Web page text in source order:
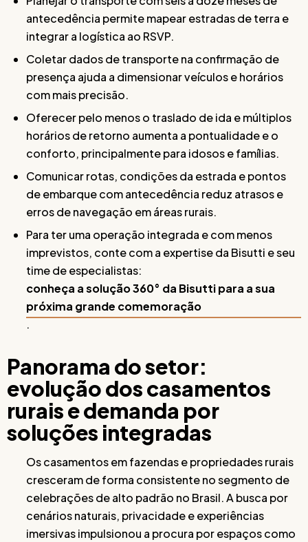
antecedência permite mapear estradas de terra e
integrar a logística ao RSVP.
Coletar dados de transporte na confirmação de
presença ajuda a dimensionar veículos e horários
com mais precisão.
Oferecer pelo menos o traslado de ida e múltiplos
horários de retorno aumenta a pontualidade e o
conforto, principalmente para idosos e famílias.
Comunicar rotas, condições da estrada e pontos
de embarque com antecedência reduz atrasos e
erros de navegação em áreas rurais.
Para ter uma operação integrada e com menos
imprevistos, conte com a expertise da Bisutti e seu
time de especialistas:
conheça a solução 360° da Bisutti para a sua
próxima grande comemoração
.
Panorama do setor:
evolução dos casamentos
rurais e demanda por
soluções integradas
Os casamentos em fazendas e propriedades rurais
cresceram de forma consistente no segmento de
celebrações de alto padrão no Brasil. A busca por
cenários naturais, privacidade e experiências
imersivas impulsionou a procura por espaços como